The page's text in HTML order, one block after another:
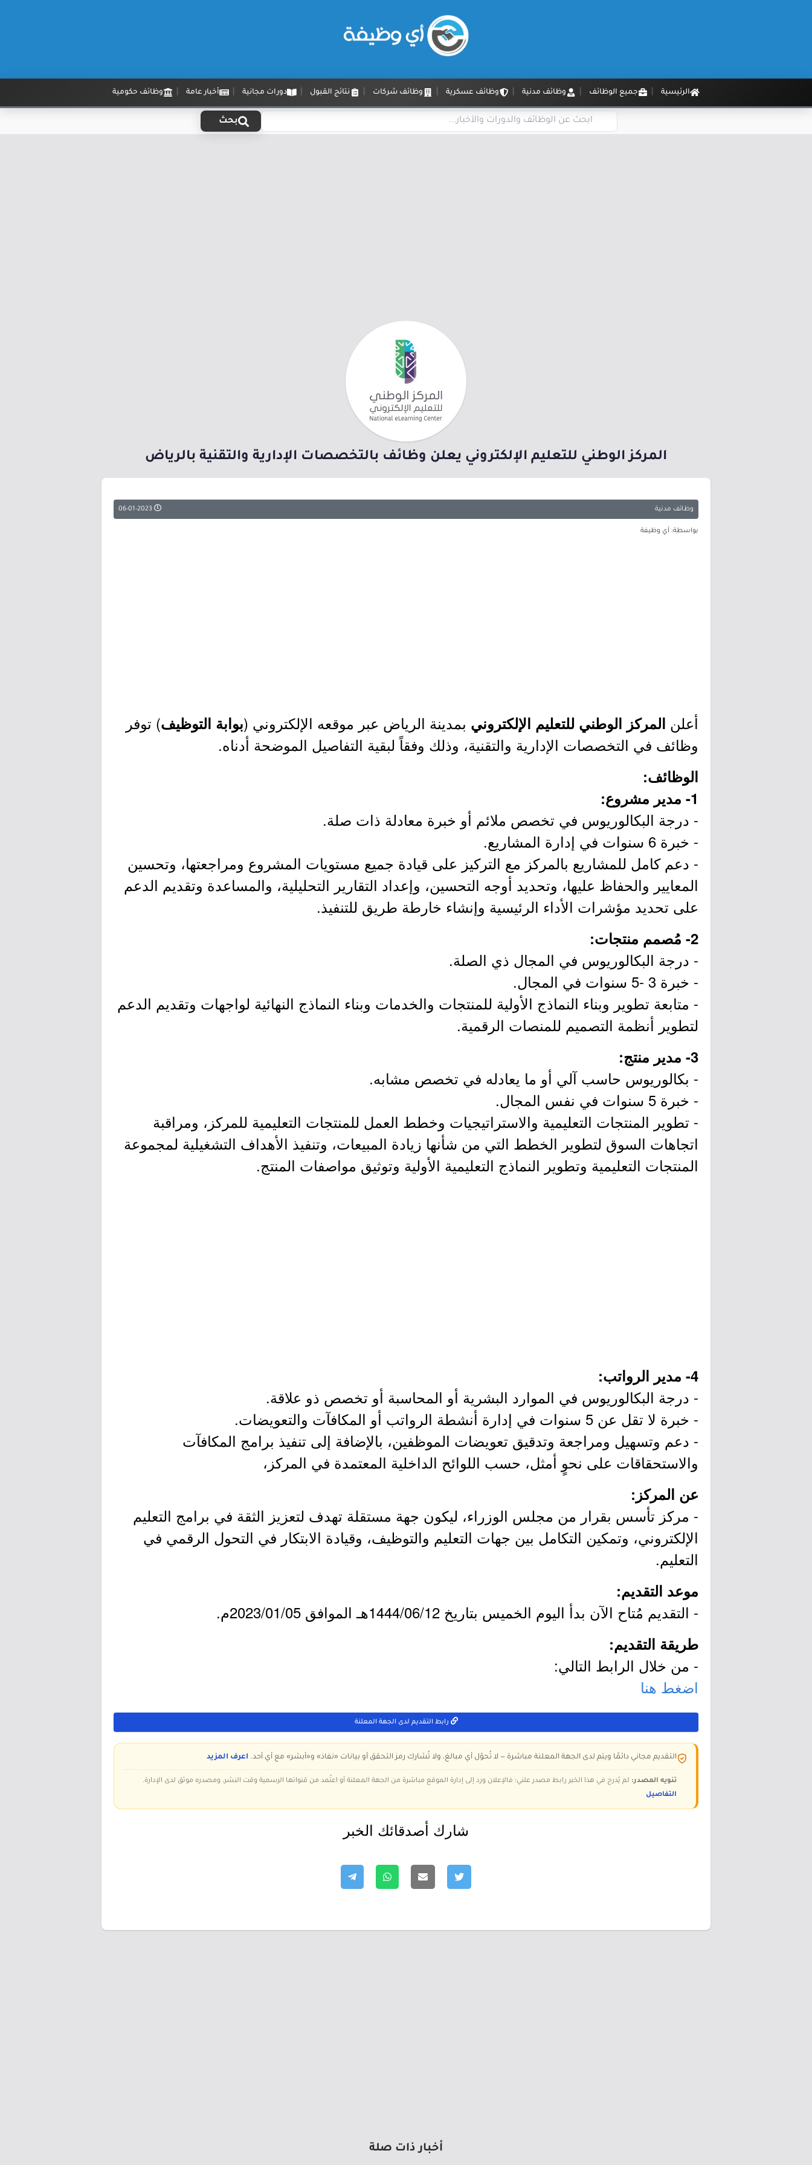
الرئيسية جميع الوظائف وظائف مدنية وظائف عسكرية وظائف شركات نتائج القبول دورات مجانية أخبار عامة وظائف حكومية
بحث
المركز الوطني للتعليم الإلكتروني يعلن وظائف بالتخصصات الإدارية والتقنية بالرياض
وظائف مدنية
بواسطة: أي وظيفة
أعلن المركز الوطني للتعليم الإلكتروني بمدينة الرياض عبر موقعه الإلكتروني (بوابة التوظيف) توفر
وظائف في التخصصات الإدارية والتقنية، وذلك وفقاً لبقية التفاصيل الموضحة أدناه.
الوظائف:
1- مدير مشروع:
- درجة البكالوريوس في تخصص ملائم أو خبرة معادلة ذات صلة.
- خبرة 6 سنوات في إدارة المشاريع.
- دعم كامل للمشاريع بالمركز مع التركيز على قيادة جميع مستويات المشروع ومراجعتها، وتحسين
المعايير والحفاظ عليها، وتحديد أوجه التحسين، وإعداد التقارير التحليلية، والمساعدة وتقديم الدعم
على تحديد مؤشرات الأداء الرئيسية وإنشاء خارطة طريق للتنفيذ.
2- مُصمم منتجات:
- درجة البكالوريوس في المجال ذي الصلة.
- خبرة 3 -5 سنوات في المجال.
- متابعة تطوير وبناء النماذج الأولية للمنتجات والخدمات وبناء النماذج النهائية لواجهات وتقديم الدعم
لتطوير أنظمة التصميم للمنصات الرقمية.
3- مدير منتج:
- بكالوريوس حاسب آلي أو ما يعادله في تخصص مشابه.
- خبرة 5 سنوات في نفس المجال.
- تطوير المنتجات التعليمية والاستراتيجيات وخطط العمل للمنتجات التعليمية للمركز، ومراقبة
اتجاهات السوق لتطوير الخطط التي من شأنها زيادة المبيعات، وتنفيذ الأهداف التشغيلية لمجموعة
المنتجات التعليمية وتطوير النماذج التعليمية الأولية وتوثيق مواصفات المنتج.
4- مدير الرواتب:
- درجة البكالوريوس في الموارد البشرية أو المحاسبة أو تخصص ذو علاقة.
- خبرة لا تقل عن 5 سنوات في إدارة أنشطة الرواتب أو المكافآت والتعويضات.
- دعم وتسهيل ومراجعة وتدقيق تعويضات الموظفين، بالإضافة إلى تنفيذ برامج المكافآت
والاستحقاقات على نحوٍ أمثل، حسب اللوائح الداخلية المعتمدة في المركز،
عن المركز:
- مركز تأسس بقرار من مجلس الوزراء، ليكون جهة مستقلة تهدف لتعزيز الثقة في برامج التعليم
الإلكتروني، وتمكين التكامل بين جهات التعليم والتوظيف، وقيادة الابتكار في التحول الرقمي في
التعليم.
موعد التقديم:
- التقديم مُتاح الآن بدأ اليوم الخميس بتاريخ 1444/06/12هـ الموافق 2023/01/05م.
طريقة التقديم:
- من خلال الرابط التالي:
اضغط هنا
رابط التقديم لدى الجهة المعلنة
التقديم مجاني دائمًا ويتم لدى الجهة المعلنة مباشرة — لا تُحوّل أي مبالغ، ولا تُشارك رمز التحقق أو بيانات «نفاذ» و«أبشر» مع أي أحد. اعرف المزيد
تنويه المصدر: لم يُدرج في هذا الخبر رابط مصدر علني؛ فالإعلان ورد إلى إدارة الموقع مباشرة من الجهة المعلنة أو اعتُمد من قنواتها الرسمية وقت النشر، ومصدره موثق لدى الإدارة.
التفاصيل
شارك أصدقائك الخبر
أخبار ذات صلة